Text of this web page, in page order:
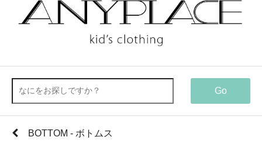
Go
BOTTOM - ボトムス